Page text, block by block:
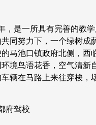
是一所具有完善的教
同努力下，一个绿树
马池口镇政府北侧，
境鸟语花香，空气清
辆在马路上来往穿梭